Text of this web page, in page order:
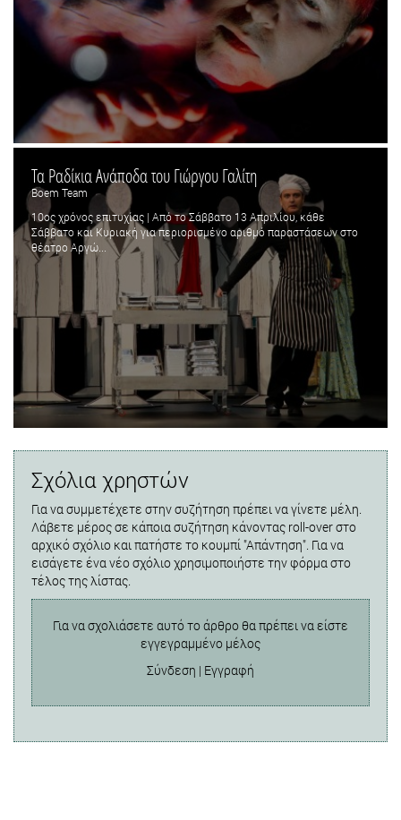
Τα Ραδίκια Ανάποδα του Γιώργου Γαλίτη
Boem Team
10ος χρόνος επιτυχίας | Από το Σάββατο 13 Απριλίου, κάθε
Σάββατο και Κυριακή για περιορισμένο αριθμό παραστάσεων στο
θέατρο Αργώ...
Σχόλια χρηστών
Για να συμμετέχετε στην συζήτηση πρέπει να γίνετε μέλη.
Λάβετε μέρος σε κάποια συζήτηση κάνοντας roll-over στο
αρχικό σχόλιο και πατήστε το κουμπί "Απάντηση". Για να
εισάγετε ένα νέο σχόλιο χρησιμοποιήστε την φόρμα στο
τέλος της λίστας.
Για να σχολιάσετε αυτό το άρθρο θα πρέπει να είστε
εγγεγραμμένο μέλος
Σύνδεση | Εγγραφή